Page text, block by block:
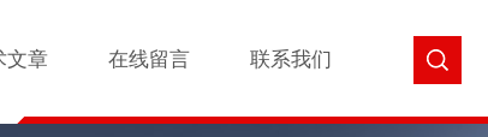
文章 在线留言 联系我们